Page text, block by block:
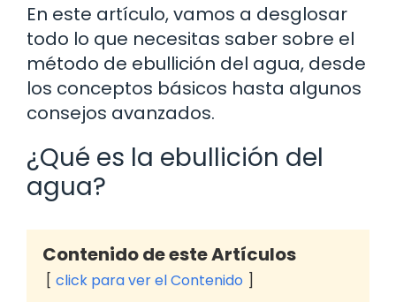
En este artículo, vamos a desglosar
todo lo que necesitas saber sobre el
método de ebullición del agua, desde
los conceptos básicos hasta algunos
consejos avanzados.
¿Qué es la ebullición del
agua?
Contenido de este Artículos
click para ver el Contenido